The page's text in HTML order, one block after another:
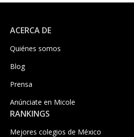
ACERCA DE
Quiénes somos
Blog
Prensa
Anúnciate en Micole
RANKINGS
Mejores colegios de México